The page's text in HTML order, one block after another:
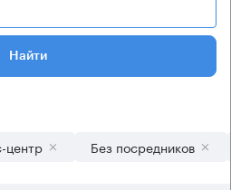
Найти
центр Без посредников